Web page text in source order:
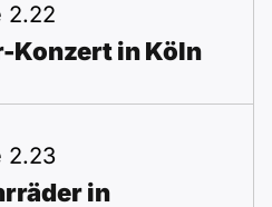
2.22
Konzert in Köln
2.23
in